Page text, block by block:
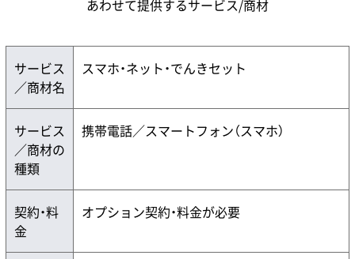
あわせて提供するサービス/商材
サービス
／商材名
スマホ・ネット・でんきセット
サービス
／商材の
種類
携帯電話／スマートフォン（スマホ）
契約・料
金
オプション契約・料金が必要